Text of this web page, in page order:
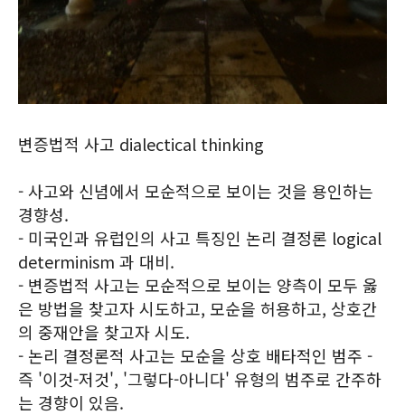
변증법적 사고 dialectical thinking
- 사고와 신념에서 모순적으로 보이는 것을 용인하는
경향성.
- 미국인과 유럽인의 사고 특징인 논리 결정론 logical
determinism 과 대비.
- 변증법적 사고는 모순적으로 보이는 양측이 모두 옳
은 방법을 찾고자 시도하고, 모순을 허용하고, 상호간
의 중재안을 찾고자 시도.
- 논리 결정론적 사고는 모순을 상호 배타적인 범주 -
즉 '이것-저것', '그렇다-아니다' 유형의 범주로 간주하
는 경향이 있음.